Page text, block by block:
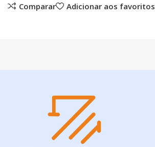
Comparar
Adicionar aos favoritos